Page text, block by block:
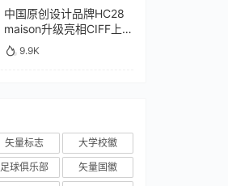
中国原创设计品牌HC28
maison升级亮相CIFF上
海，汇聚设计巨擘
9.9K
矢量标志
大学校徽
足球俱乐部
矢量国徽